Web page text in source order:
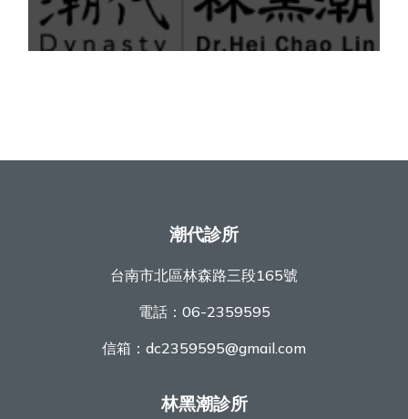
潮代診所
台南市北區林森路三段165號
電話： 06-2359595
信箱： dc2359595@gmail.com
林黑潮診所